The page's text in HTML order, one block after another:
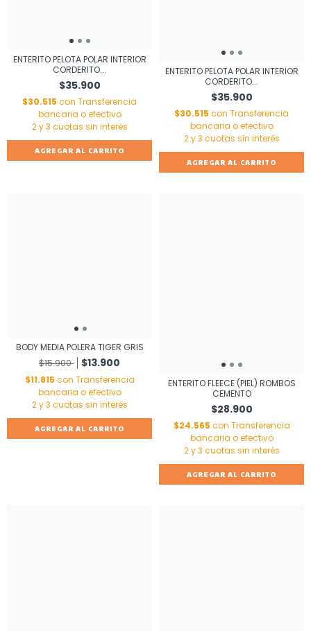
ENTERITO PELOTA POLAR INTERIOR
CORDERITO...
$35.900
$30.515 con Transferencia
bancaria o efectivo
AGREGAR AL CARRITO
ENTERITO PELOTA POLAR INTERIOR
CORDERITO...
$35.900
$30.515 con Transferencia
bancaria o efectivo
AGREGAR AL CARRITO
BODY MEDIA POLERA TIGER GRIS
$15.900
$13.900
$11.815 con Transferencia
bancaria o efectivo
AGREGAR AL CARRITO
ENTERITO FLEECE (PIEL) ROMBOS
CEMENTO
$28.900
$24.565 con Transferencia
bancaria o efectivo
AGREGAR AL CARRITO